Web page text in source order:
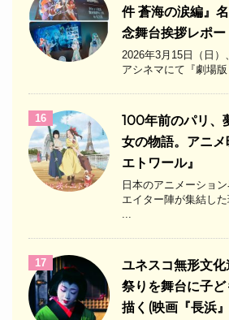
件 蒼海の涙編』
念舞台挨拶レポー
2026年3月15日（日
アシネマにて『劇場
16
100年前のパリ、
女の物語。アニメ
エトワール』
日本のアニメーショ
エイター陣が集結し
...
17
ユネスコ無形文
祭りを舞台に子
描く(映画『長浜